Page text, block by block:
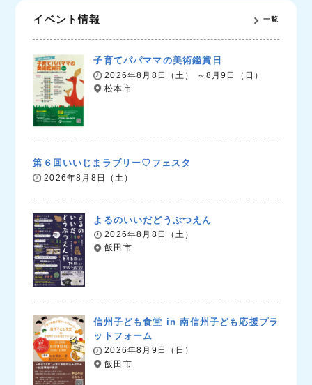
イベント情報 一覧
子育てパパママの美術鑑賞日
2026年8月8日（土） ～8月9日（日）
松本市
第６回いいじまラブリー♡フェスタ
2026年8月8日（土）
よるのいいだどうぶつえん
2026年8月8日（土）
飯田市
信州子ども食堂 in 南信州子ども応援プラ
ットフォーム
2026年8月9日（日）
飯田市